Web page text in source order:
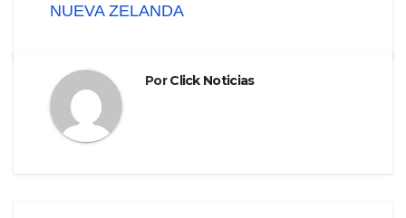
NUEVA ZELANDA
PorClick Noticias